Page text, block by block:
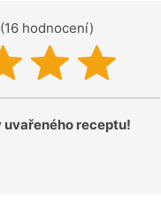
(16 hodnocení)
uvařeného receptu!